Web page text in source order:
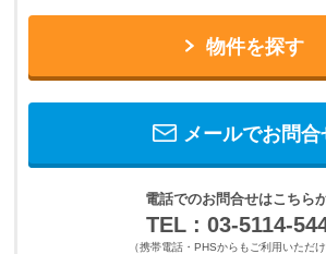
物件を探す
メールでお問合
電話でのお問合せはこちら
TEL : 03-5114-
（携帯電話・PHSからもご利用いただけ